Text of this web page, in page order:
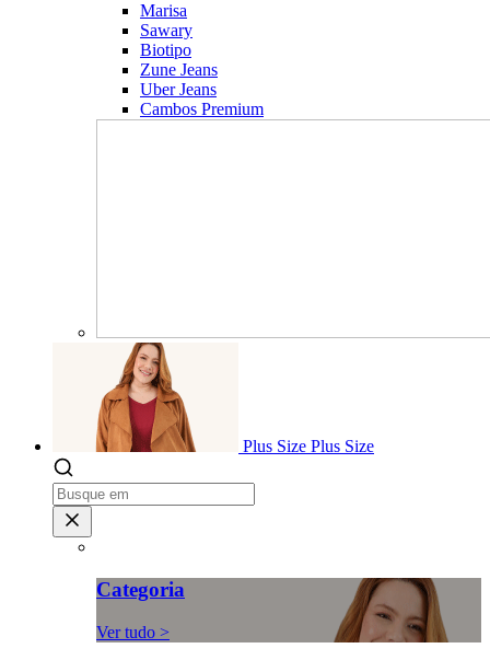
Marisa
Sawary
Biotipo
Zune Jeans
Uber Jeans
Cambos Premium
Plus Size Plus Size
Categoria
Ver tudo >